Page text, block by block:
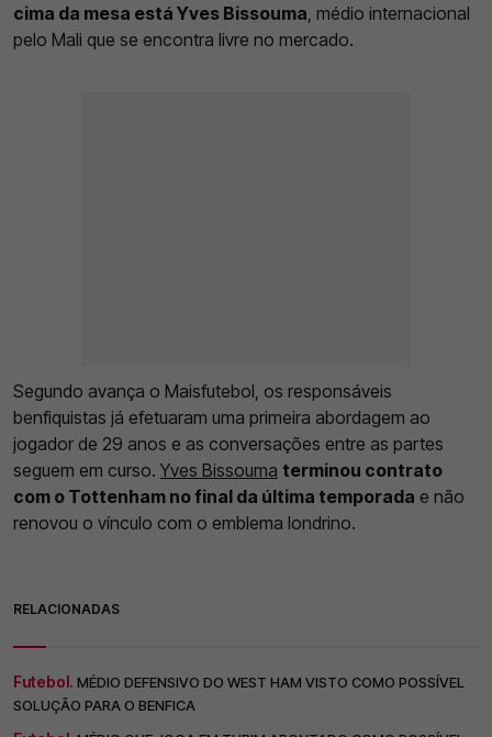
cima da mesa está Yves Bissouma , médio internacional
pelo Mali que se encontra livre no mercado.
Segundo avança o Maisfutebol, os responsáveis
benfiquistas já efetuaram uma primeira abordagem ao
jogador de 29 anos e as conversações entre as partes
seguem em curso. Yves Bissouma terminou contrato
com o Tottenham no final da última temporada e não
renovou o vínculo com o emblema londrino.
RELACIONADAS
Futebol. MÉDIO DEFENSIVO DO WEST HAM VISTO COMO POSSÍVEL
SOLUÇÃO PARA O BENFICA